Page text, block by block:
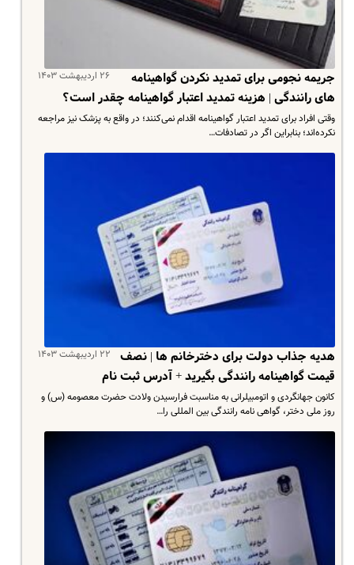
۲۶ اردیبهشت ۱۴۰۳
جریمه نجومی برای تمدید نکردن گواهینامه‌
های رانندگی | هزینه تمدید اعتبار گواهینامه چقدر است؟
وقتی افراد برای تمدید اعتبار گواهینامه اقدام نمی‌کنند؛ در واقع به پزشک نیز مراجعه
نکرده‌اند؛ بنابراین اگر در تصادفات…
۲۲ اردیبهشت ۱۴۰۳
هدیه جذاب دولت برای دخترخانم ها | نصف
قیمت گواهینامه رانندگی بگیرید + آدرس ثبت نام
کانون جهانگردی و اتومبیلرانی به مناسبت فرارسیدن ولادت حضرت معصومه (س) و
روز ملی دختر، گواهی نامه رانندگی بین المللی را…